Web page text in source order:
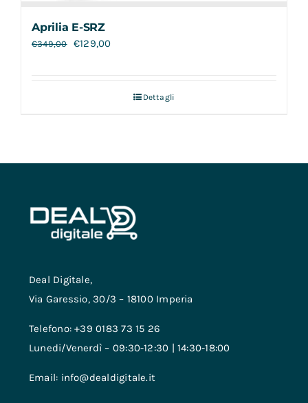
Aprilia E-SRZ
€349,00 €129,00
Dettagli
Deal Digitale,
Via Garessio, 30/3 – 18100 Imperia
Telefono: +39 0183 73 15 26
Lunedi/Venerdì – 09:30-12:30 | 14:30-18:00
Email: info@dealdigitale.it